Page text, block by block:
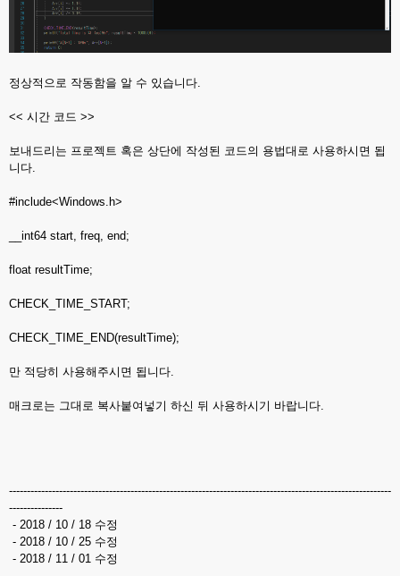
정상적으로 작동함을 알 수 있습니다.
<< 시간 코드 >>
보내드리는 프로젝트 혹은 상단에 작성된 코드의 용법대로 사용하시면 됩
니다.
#include<Windows.h>
__int64 start, freq, end;
float resultTime;
CHECK_TIME_START;
CHECK_TIME_END(resultTime);
만 적당히 사용해주시면 됩니다.
매크로는 그대로 복사붙여넣기 하신 뒤 사용하시기 바랍니다.
-----------------------------------------------------------------------------------------------------------
---------------
- 2018 / 10 / 18 수정
- 2018 / 10 / 25 수정
- 2018 / 11 / 01 수정